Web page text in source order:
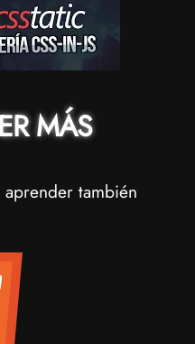
MÁS
también